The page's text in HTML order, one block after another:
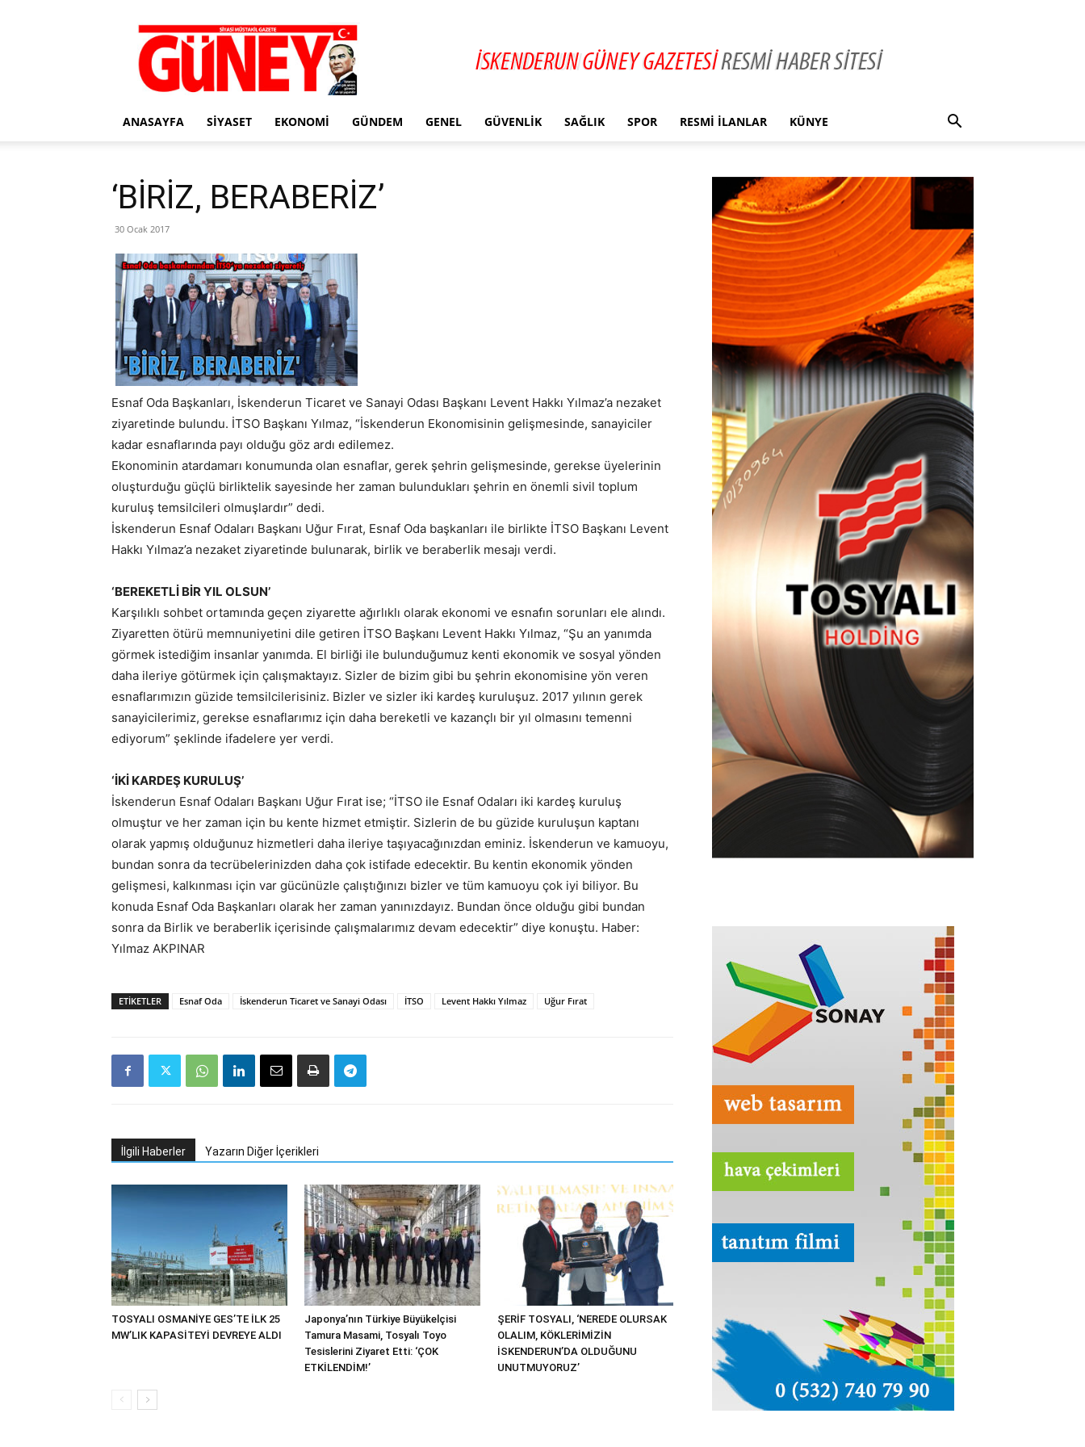
Gazete
Güney
ANASAYFA SIYASET EKONOMI GÜNDEM GENEL GÜVENLIK SAĞLIK SPOR RESMI İLANLAR KÜNYE
‘BİRİZ, BERABERİZ’
30 Ocak 2017
Esnaf Oda Başkanları, İskenderun Ticaret ve Sanayi Odası Başkanı Levent Hakkı Yılmaz’a nezaket
ziyaretinde bulundu. İTSO Başkanı Yılmaz, “İskenderun Ekonomisinin gelişmesinde, sanayiciler
kadar esnaflarında payı olduğu göz ardı edilemez.
Ekonominin atardamarı konumunda olan esnaflar, gerek şehrin gelişmesinde, gerekse üyelerinin
oluşturduğu güçlü birliktelik sayesinde her zaman bulundukları şehrin en önemli sivil toplum
kuruluş temsilcileri olmuşlardır” dedi.
İskenderun Esnaf Odaları Başkanı Uğur Fırat, Esnaf Oda başkanları ile birlikte İTSO Başkanı Levent
Hakkı Yılmaz’a nezaket ziyaretinde bulunarak, birlik ve beraberlik mesajı verdi.
‘BEREKETLİ BİR YIL OLSUN’
Karşılıklı sohbet ortamında geçen ziyarette ağırlıklı olarak ekonomi ve esnafın sorunları ele alındı.
Ziyaretten ötürü memnuniyetini dile getiren İTSO Başkanı Levent Hakkı Yılmaz, “Şu an yanımda
görmek istediğim insanlar yanımda. El birliği ile bulunduğumuz kenti ekonomik ve sosyal yönden
daha ileriye götürmek için çalışmaktayız. Sizler de bizim gibi bu şehrin ekonomisine yön veren
esnaflarımızın güzide temsilcilerisiniz. Bizler ve sizler iki kardeş kuruluşuz. 2017 yılının gerek
sanayicilerimiz, gerekse esnaflarımız için daha bereketli ve kazançlı bir yıl olmasını temenni
ediyorum” şeklinde ifadelere yer verdi.
‘İKİ KARDEŞ KURULUŞ’
İskenderun Esnaf Odaları Başkanı Uğur Fırat ise; “İTSO ile Esnaf Odaları iki kardeş kuruluş
olmuştur ve her zaman için bu kente hizmet etmiştir. Sizlerin de bu güzide kuruluşun kaptanı
olarak yapmış olduğunuz hizmetleri daha ileriye taşıyacağınızdan eminiz. İskenderun ve kamuoyu,
bundan sonra da tecrübelerinizden daha çok istifade edecektir. Bu kentin ekonomik yönden
gelişmesi, kalkınması için var gücünüzle çalıştığınızı bizler ve tüm kamuoyu çok iyi biliyor. Bu
konuda Esnaf Oda Başkanları olarak her zaman yanınızdayız. Bundan önce olduğu gibi bundan
sonra da Birlik ve beraberlik içerisinde çalışmalarımız devam edecektir” diye konuştu. Haber:
Yılmaz AKPINAR
ETIKETLER Esnaf Oda İskenderun Ticaret ve Sanayi Odası İTSO Levent Hakkı Yılmaz Uğur Fırat
İlgili Haberler Yazarın Diğer İçerikleri
TOSYALI OSMANİYE GES’TE İLK 25
MW’LIK KAPASİTEYİ DEVREYE ALDI
Japonya’nın Türkiye Büyükelçisi
Tamura Masami, Tosyalı Toyo
Tesislerini Ziyaret Etti: ‘ÇOK
ETKİLENDİM!’
ŞERİF TOSYALI, ‘NEREDE OLURSAK
OLALIM, KÖKLERİMİZİN
İSKENDERUN’DA OLDUĞUNU
UNUTMUYORUZ’